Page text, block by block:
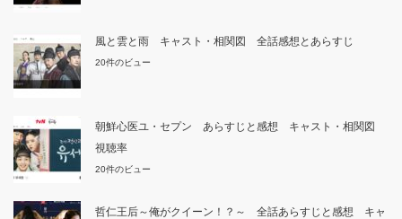
風と雲と雨 キャスト・相関図 全話感想とあらすじ
20件のビュー
朝鮮心医ユ・セプン あらすじと感想 キャスト・相関図
視聴率
20件のビュー
哲仁王后～俺がクイーン！？～ 全話あらすじと感想 キャ